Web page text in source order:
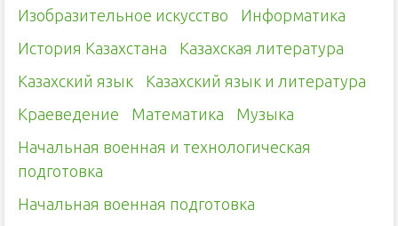
Изобразительное искусство
Информатика
История Казахстана
Казахская литература
Казахский язык
Казахский язык и литература
Краеведение
Математика
Музыка
Начальная военная и технологическая
подготовка
Начальная военная подготовка